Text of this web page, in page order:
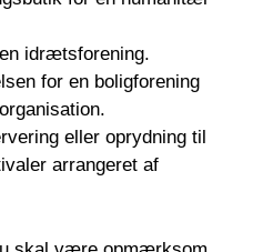
idrætsforening.
for en boligforening
eller oprydning til
arrangeret af